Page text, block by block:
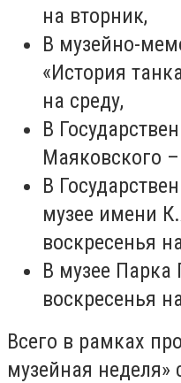
на вторник,
В музейно-
«История
на среду,
В
Маяковского
В
музее имени
воскресенья
В музее Парка
воскресенья
Всего в рамках
музейная неделя»